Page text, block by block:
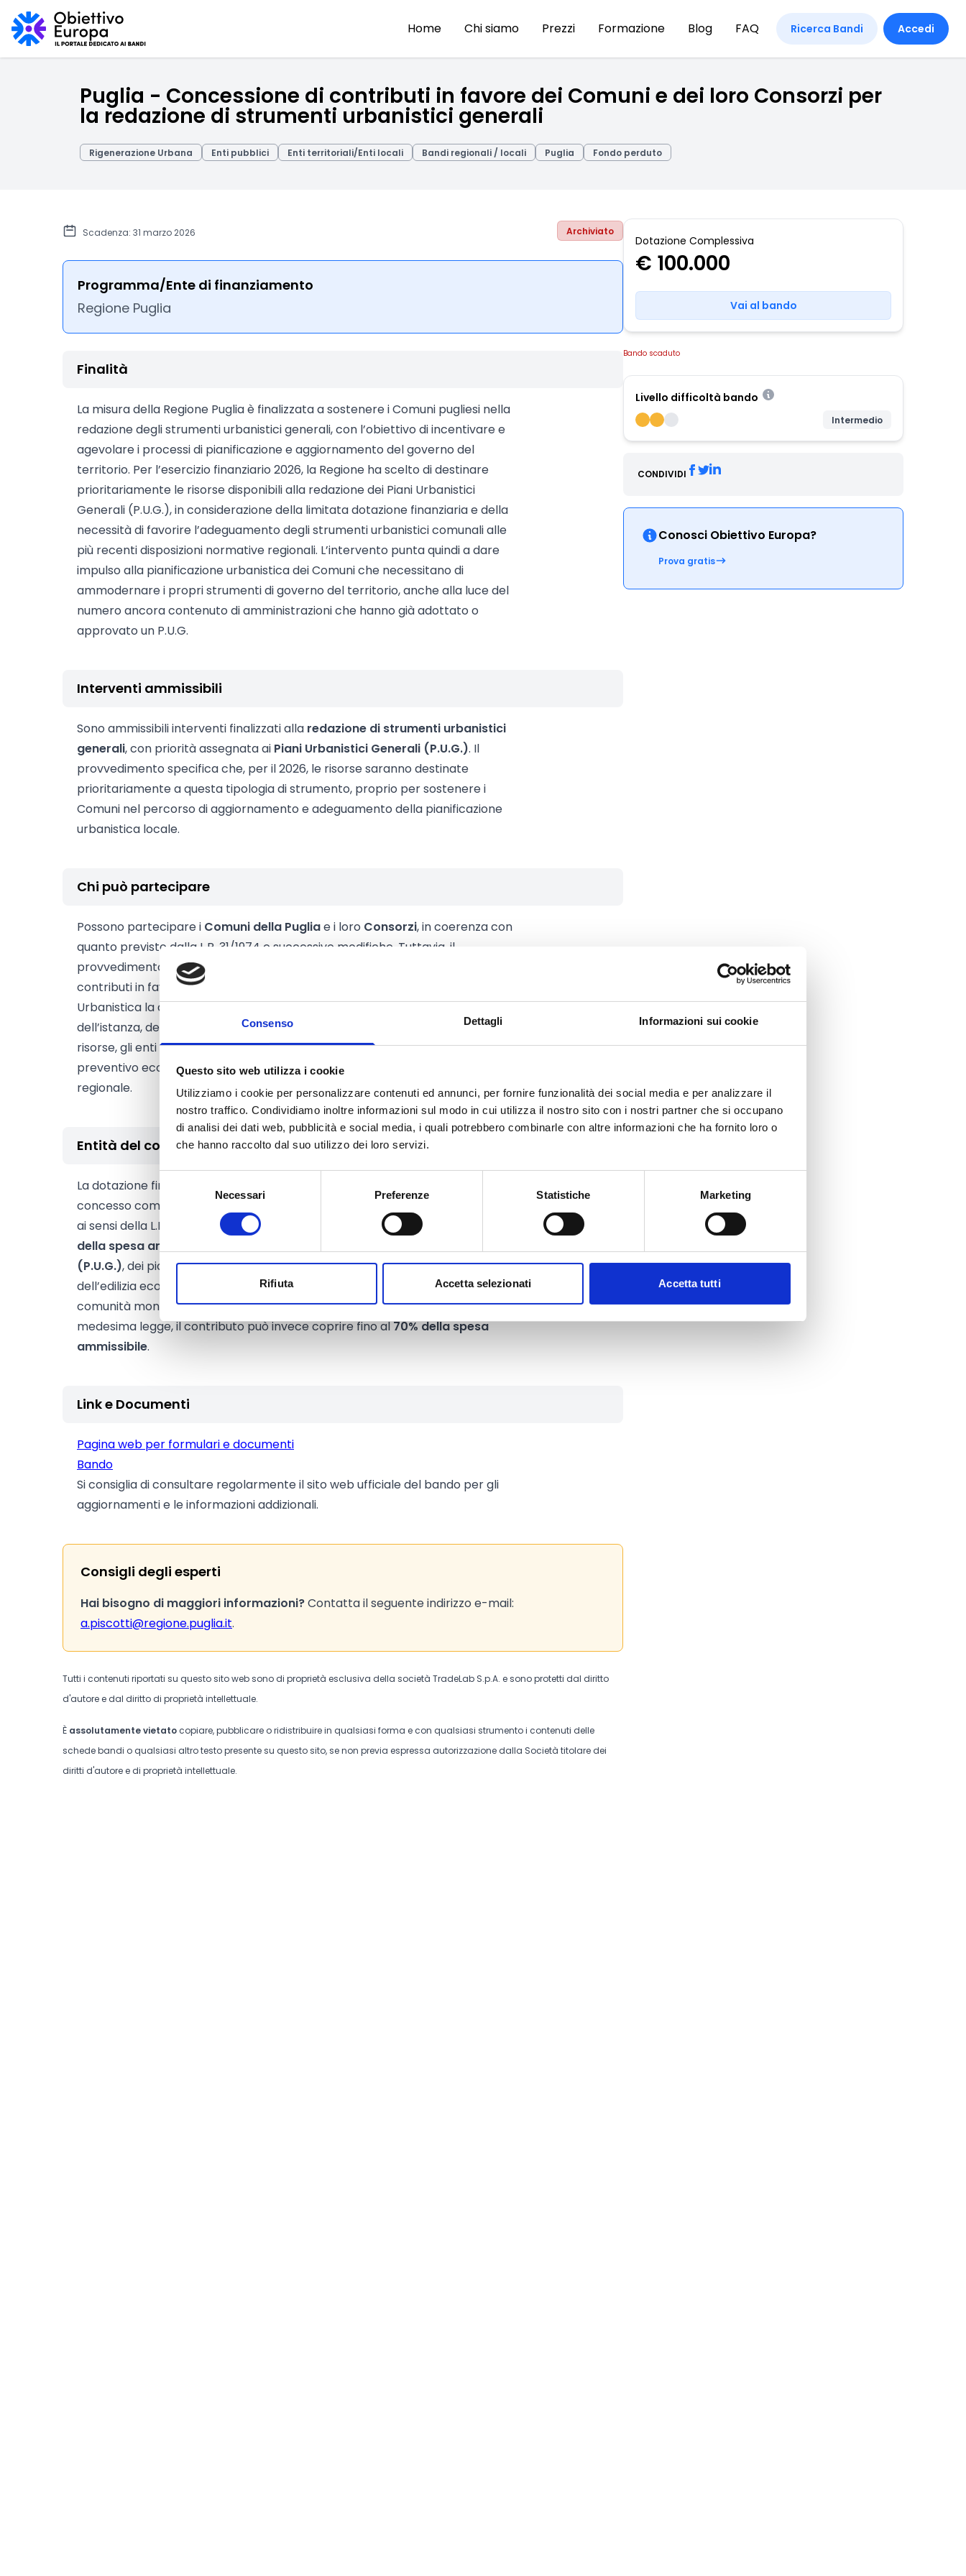
Consenso Dettagli Informazioni sui cookie
Questo sito web utilizza i cookie
Utilizziamo i cookie per personalizzare contenuti ed annunci, per fornire funzionalità dei social media e per analizzare il
nostro traffico. Condividiamo inoltre informazioni sul modo in cui utilizza il nostro sito con i nostri partner che si occupano
di analisi dei dati web, pubblicità e social media, i quali potrebbero combinarle con altre informazioni che ha fornito loro o
che hanno raccolto dal suo utilizzo dei loro servizi.
consenso
Necessari Preferenze Statistiche Marketing
Rifiuta Accetta selezionati Accetta tutti
Home Chi siamo Prezzi Formazione Blog FAQ Ricerca Bandi Accedi
Puglia - Concessione di contributi in favore dei Comuni e dei loro Consorzi per
la redazione di strumenti urbanistici generali
Rigenerazione Urbana Enti pubblici Enti territoriali/Enti locali Bandi regionali / locali Puglia Fondo perduto
Scadenza: 31 marzo 2026 Archiviato
Programma/Ente di finanziamento
Regione Puglia
Finalità
La misura della Regione Puglia è finalizzata a sostenere i Comuni pugliesi nella
redazione degli strumenti urbanistici generali, con l’obiettivo di incentivare e
agevolare i processi di pianificazione e aggiornamento del governo del
territorio. Per l’esercizio finanziario 2026, la Regione ha scelto di destinare
prioritariamente le risorse disponibili alla redazione dei Piani Urbanistici
Generali (P.U.G.), in considerazione della limitata dotazione finanziaria e della
necessità di favorire l’adeguamento degli strumenti urbanistici comunali alle
più recenti disposizioni normative regionali. L’intervento punta quindi a dare
impulso alla pianificazione urbanistica dei Comuni che necessitano di
ammodernare i propri strumenti di governo del territorio, anche alla luce del
numero ancora contenuto di amministrazioni che hanno già adottato o
approvato un P.U.G.
Interventi ammissibili
Sono ammissibili interventi finalizzati alla redazione di strumenti urbanistici
generali, con priorità assegnata ai Piani Urbanistici Generali (P.U.G.). Il
provvedimento specifica che, per il 2026, le risorse saranno destinate
prioritariamente a questa tipologia di strumento, proprio per sostenere i
Comuni nel percorso di aggiornamento e adeguamento della pianificazione
urbanistica locale.
Chi può partecipare
Possono partecipare i Comuni della Pugliae i loro Consorzi, in coerenza con
quanto previsto dalla L.R. 31/1974 e successive modifiche. Tuttavia, il
provvedimento per il 2026 fa espresso riferimento alla concessione dei
contributi in favore dei
Urbanistica la definizione delle modalità operative di presentazione
dell’istanza, dell’istruttoria e della valutazione. Per poter accedere alle
risorse, gli enti devono presentare apposita richiesta corredata dal
preventivo economico di spesa entro i termini stabiliti dalla normativa
regionale.
Entità del contributo
La dotazione finanziaria complessiva ammonta a
concesso compatibilmente con le risorse disponibili nel bilancio regionale e,
ai sensi della L.R. 31/1974 e successive modifiche, può arrivare fino al
della spesa ammissibile
(P.U.G.), dei piani intercomunali, dei piani di risanamento e di insediamento
dell’edilizia economica e popolare nei centri storici e dei piani urbanistici delle
comunità montane. Per gli altri strumenti urbanistici individuati dalla
medesima legge, il contributo può invece coprire fino al70% della spesa
ammissibile.
Link e Documenti
Pagina web per formulari e documenti
Bando
Si consiglia di consultare regolarmente il sito web ufficiale del bando per gli
aggiornamenti e le informazioni addizionali.
Consigli degli esperti
Hai bisogno di maggiori informazioni?Contatta il seguente indirizzo e-mail:
a.piscotti@regione.puglia.it.
Tutti i contenuti riportati su questo sito web sono di proprietà esclusiva della società TradeLab S.p.A. e sono protetti dal diritto
d'autore e dal diritto di proprietà intellettuale.
È assolutamente vietato copiare, pubblicare o ridistribuire in qualsiasi forma e con qualsiasi strumento i contenuti delle
schede bandi o qualsiasi altro testo presente su questo sito, se non previa espressa autorizzazione dalla Società titolare dei
diritti d'autore e di proprietà intellettuale.
Dotazione Complessiva
€ 100.000
Vai al bando
Bando scaduto
Livello difficoltà bando
Intermedio
CONDIVIDI
Conosci Obiettivo Europa?
Prova gratis